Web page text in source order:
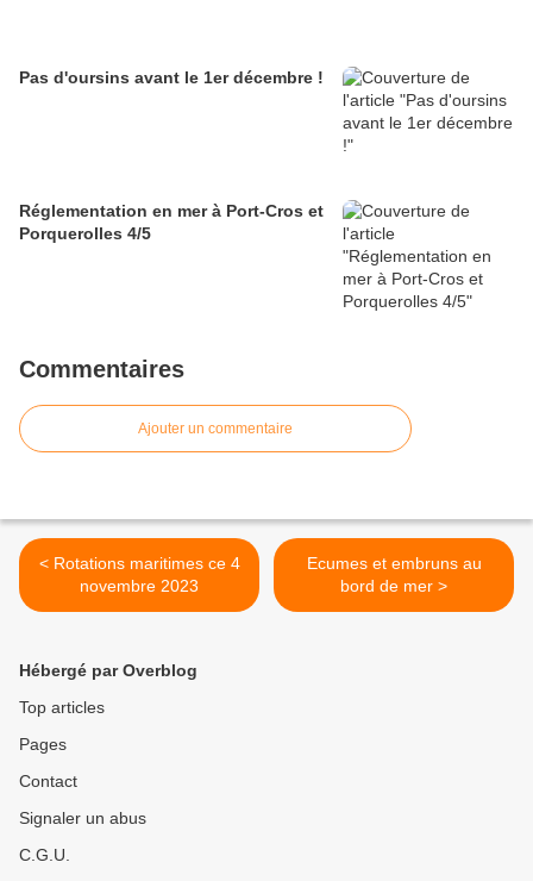
Pas d'oursins avant le 1er décembre !
Réglementation en mer à Port-Cros et
Porquerolles 4/5
Commentaires
Ajouter un commentaire
< Rotations maritimes ce 4
novembre 2023
Ecumes et embruns au
bord de mer >
Hébergé par Overblog
Top articles
Pages
Contact
Signaler un abus
C.G.U.